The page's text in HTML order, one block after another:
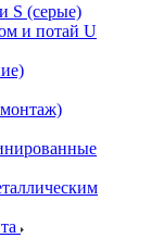
S (серые)
и потай U